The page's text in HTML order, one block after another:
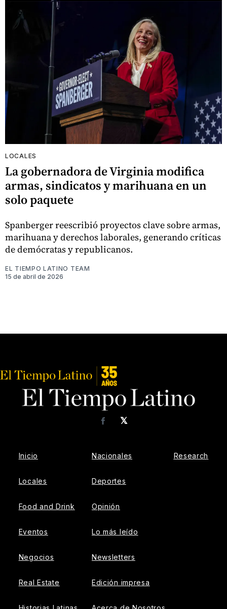
LOCALES
La gobernadora de Virginia modifica
armas, sindicatos y marihuana en un
solo paquete
Spanberger reescribió proyectos clave sobre armas,
marihuana y derechos laborales, generando críticas
de demócratas y republicanos.
EL TIEMPO LATINO TEAM
15 de abril de 2026
𝕏
Facebook
Inicio
Locales
Food and Drink
Eventos
Negocios
Real Estate
Nacionales
Deportes
Opinión
Lo más leído
Newsletters
Edición impresa
Research